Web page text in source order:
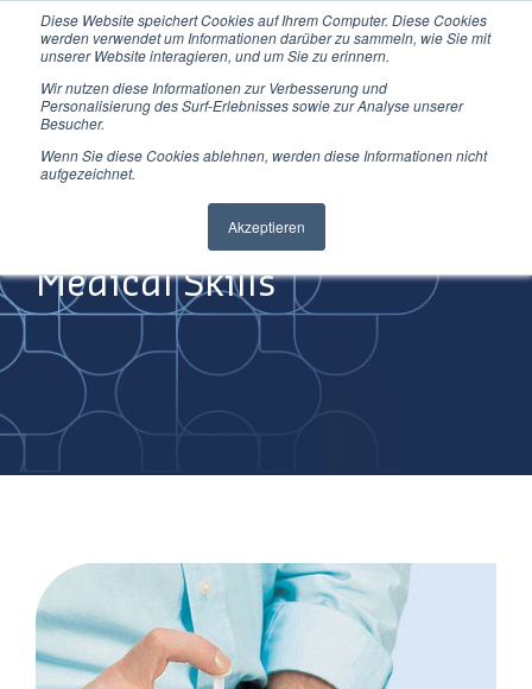
Diese Website speichert Cookies auf Ihrem Computer. Diese Cookies
werden verwendet um Informationen darüber zu sammeln, wie Sie mit
unserer Website interagieren, und um Sie zu erinnern.
Wir nutzen diese Informationen zur Verbesserung und
Personalisierung des Surf-Erlebnisses sowie zur Analyse unserer
Besucher.
Wenn Sie diese Cookies ablehnen, werden diese Informationen nicht
aufgezeichnet.
Akzeptieren
Direkt
zum
Medical Skills